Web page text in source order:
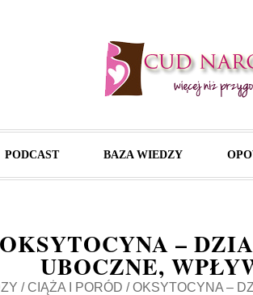
PODCAST BAZA WIEDZY
OKSYTOCYNA –
UBOCZNE,
/ CIĄŻA I PORÓD / OKSYTOCYNA –